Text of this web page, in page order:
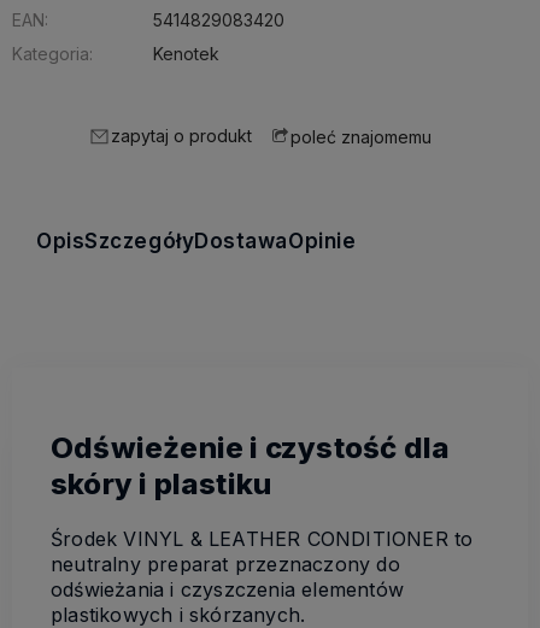
EAN:
5414829083420
Kategoria:
Kenotek
zapytaj o produkt poleć znajomemu
OpisSzczegółyDostawaOpinie
Odświeżenie i czystość dla
skóry i plastiku
Środek VINYL & LEATHER CONDITIONER to
neutralny preparat przeznaczony do
odświeżania i czyszczenia elementów
plastikowych i skórzanych.